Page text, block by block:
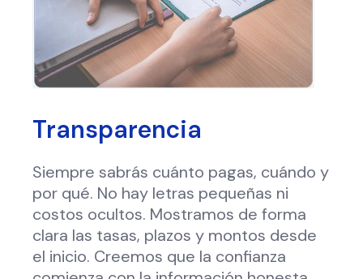
Transparencia
Siempre sabrás cuánto pagas, cuándo y
por qué. No hay letras pequeñas ni
costos ocultos. Mostramos de forma
clara las tasas, plazos y montos desde
el inicio. Creemos que la confianza